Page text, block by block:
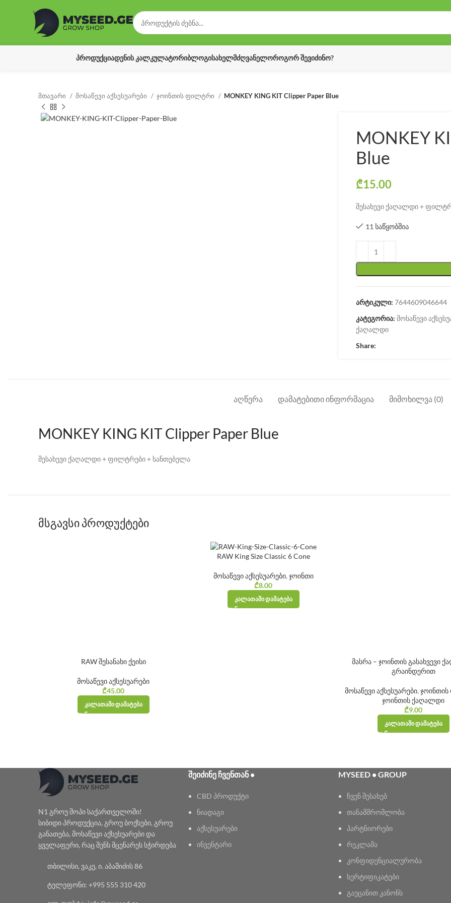
ᲞᲠᲝᲓᲣᲥᲪᲘᲐᲓᲔᲜᲘᲡ ᲙᲐᲚᲙᲣᲚᲐᲢᲝᲠᲘᲑᲚᲝᲒᲘᲡᲐᲮᲔᲚᲛᲫᲦᲕᲐᲜᲔᲚᲝᲠᲝᲒᲝᲠ ᲨᲔᲕᲘᲫᲘᲜᲝ?
მთავარი მოსაწევი აქსესუარები ჯოინთის ფილტრი MONKEY KING KIT Clipper Paper Blue
MONKEY
Blue
₾15.00
შესახევი ქაღალდი +
11 საწყობშია
არტიკული: 7644609046644
კატეგორია: მოსაწევი
ქაღალდი
Share:
ᲐᲦᲬᲔᲠᲐ ᲓᲐᲛᲐᲢᲔᲑᲘᲗᲘ ᲘᲜᲤᲝᲠᲛᲐᲪᲘᲐ ᲛᲘᲛᲝᲮᲘᲚᲕᲐ (0)
MONKEY KING KIT Clipper Paper Blue
შესახევი ქაღალდი + ფილტრები + სანთებელა
მსგავსი პროდუქტები
RAW შესანახი ქეისი
მოსაწევი აქსესუარები
₾45.00
ᲙᲐᲚᲐᲗᲐᲨᲘ ᲓᲐᲛᲐᲢᲔᲑᲐ
RAW King Size Classic 6 Cone
მოსაწევი აქსესუარები, ჯოინთი
₾8.00
ᲙᲐᲚᲐᲗᲐᲨᲘ ᲓᲐᲛᲐᲢᲔᲑᲐ
მასრა – ჯოინთის გასახვევი
გრაინდერით
მოსაწევი აქსესუარები,
ჯოინთის ქაღალდი
₾9.00
ᲙᲐᲚᲐᲗᲐᲨᲘ ᲓᲐᲛᲐᲢᲔᲑᲐ
N1 გროუ შოპი საქართველოში!
სიბიდი პროდუქცია, გროუ ბოქსები, გროუ
განათება, მოსაწევი აქსესუარები და
ყველაფერი, რაც შენს მცენარეს სჭირდება
თბილისი, ვაკე, ი. აბაშიძის 86
ტელეფონი: +995 555 310 420
ᲨᲔᲘᲫᲘᲜᲔ ᲩᲕᲔᲜᲗᲐᲜ •
CBD პროდუქტი
ნიადაგი
აქსესუარები
ინვენტარი
MYSEED • GROUP
ჩვენ შესახებ
თანამშრომლობა
პარტნიორები
რეკლამა
კონფიდენციალურობა
სერტიფიკატები
გაეცანით კანონს